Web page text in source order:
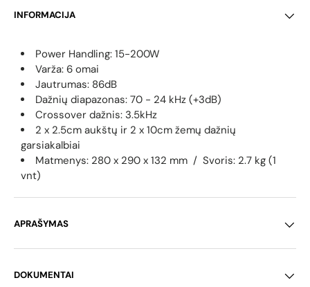
INFORMACIJA
Power Handling: 15-200W
Varža: 6 omai
Jautrumas: 86dB
Dažnių diapazonas: 70 - 24 kHz (+3dB)
Crossover dažnis: 3.5kHz
2 x 2.5cm aukštų ir 2 x 10cm žemų dažnių
garsiakalbiai
Matmenys: 280 x 290 x 132 mm / Svoris: 2.7 kg (1
vnt)
APRAŠYMAS
DOKUMENTAI